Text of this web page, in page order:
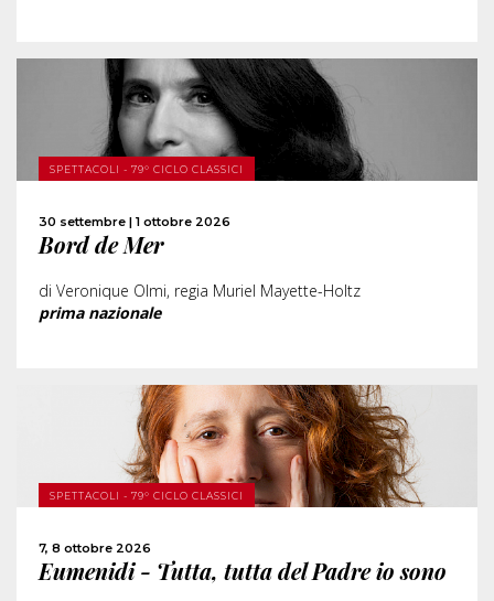
SPETTACOLI - 79° CICLO CLASSICI
30 settembre | 1 ottobre 2026
Bord de Mer
di Veronique Olmi, regia Muriel Mayette-Holtz
prima nazionale
SCOPRI DI PIÙ
ACQUISTA
SPETTACOLI - 79° CICLO CLASSICI
7, 8 ottobre 2026
Eumenidi - Tutta, tutta del Padre io sono
SCOPRI DI PIÙ
ACQUISTA
CONDIVIDI